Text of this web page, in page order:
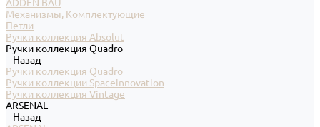
ADDEN BAU
Механизмы, Комплектующие
Петли
Ручки коллекция Absolut
Ручки коллекция Quadro
Назад
Ручки коллекция Quadro
Ручки коллекции Spaceinnovation
Ручки коллекция Vintage
ARSENAL
Назад